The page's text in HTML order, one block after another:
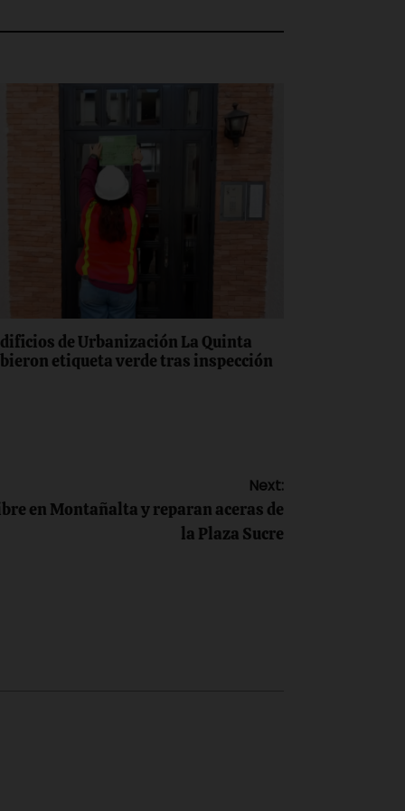
de Urbanización La Quinta
etiqueta verde tras inspección
Next:
en Montañalta y reparan aceras de
la Plaza Sucre